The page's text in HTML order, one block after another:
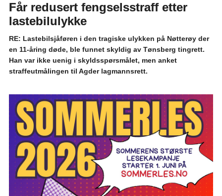
Får redusert fengselsstraff etter
lastebilulykke
RE: Lastebilsjåføren i den tragiske ulykken på Nøtterøy der
en 11-åring døde, ble funnet skyldig av Tønsberg tingrett.
Han var ikke uenig i skyldsspørsmålet, men anket
straffeutmålingen til Agder lagmannsrett.